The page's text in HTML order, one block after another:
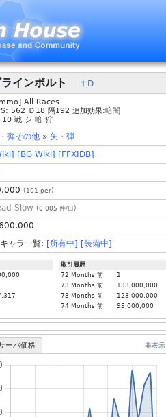
インボルト １D
All Races
562 Ｄ18 隔192 追加効果:暗闇
10 戦 シ 暗 狩
弾その他 » 矢・弾
[BG Wiki] [FFXIDB]
( 101 per)
Slow (0.005 件/日)
キャラ一覧: [所有中] [装備中]
取引履歴
72 Months 前
1
73 Months 前
133,000,000
73 Months 前
123,000,000
74 Months 前
95,000,000
ーバ価格 非表示